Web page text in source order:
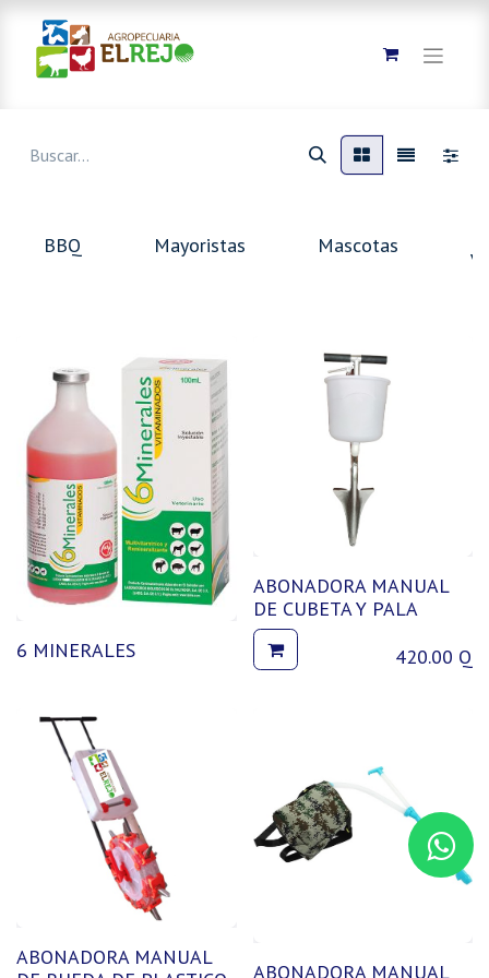
BBQ Mayoristas Mascotas
6 MINERALES
ABONADORA MANUAL
DE CUBETA Y PALA
420.00 Q
ABONADORA MANUAL
ABONADORA MANUAL